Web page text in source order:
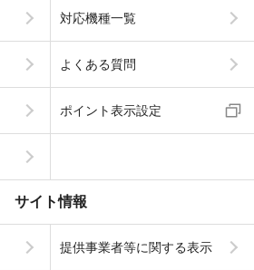
対応機種一覧
よくある質問
ポイント表示設定
サイト情報
提供事業者等に関する表示